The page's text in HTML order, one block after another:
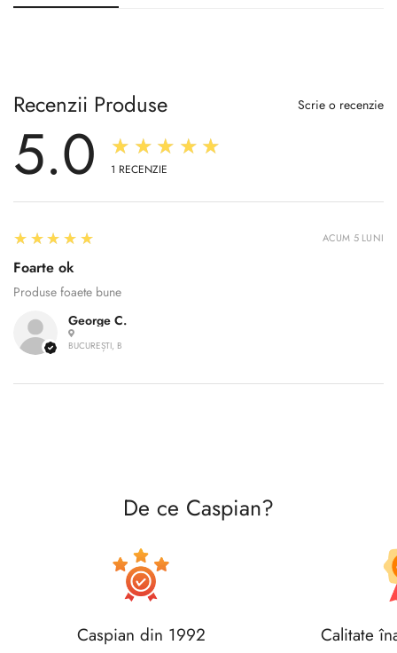
Recenzii Produse Scrie o recenzie
5.0 ★★★★★
1 RECENZIE
George C.
BUCUREȘTI, B
5
★★★★★
Foarte ok
Produse foaete bune
ACUM 5 LUNI
De ce Caspian?
Caspian din 1992 Calitate
Confirm your age
Are you 18 years old or older?